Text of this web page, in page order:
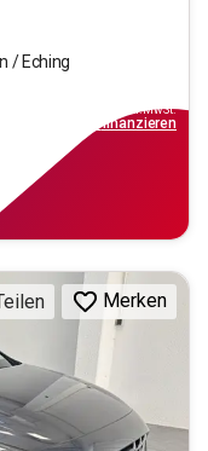
/ Eching
inkl.MwSt.
finanzieren
Merken